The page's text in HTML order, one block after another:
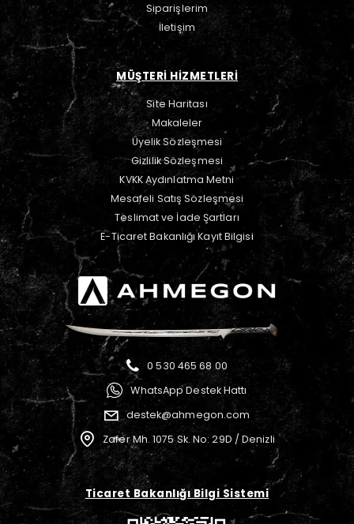
Siparişlerim
İletişim
MÜŞTERİ HİZMETLERİ
Site Haritası
Makaleler
Üyelik Sözleşmesi
Gizlilik Sözleşmesi
KVKK Aydınlatma Metni
Mesafeli Satış Sözleşmesi
Teslimat ve İade Şartları
E-Ticaret Bakanlığı Kayıt Bilgisi
0 530 465 68 00
WhatsApp Destek Hattı
destek@ahmegon.com
Zafer Mh. 1075 Sk. No: 29D / Denizli
Ticaret Bakanlığı Bilgi Sistemi